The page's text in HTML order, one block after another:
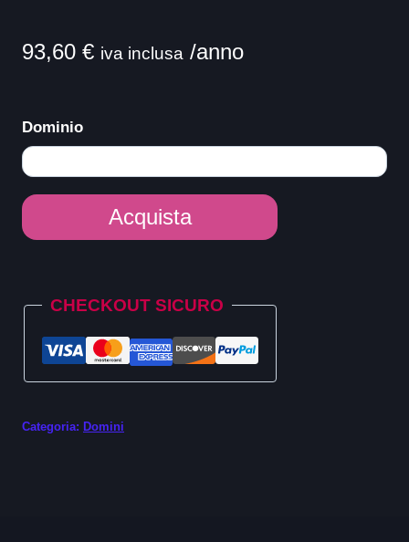
93,60 € iva inclusa /anno
Dominio
Dominio
.healthcare
Acquista
CHECKOUT SICURO
Categoria: Domini